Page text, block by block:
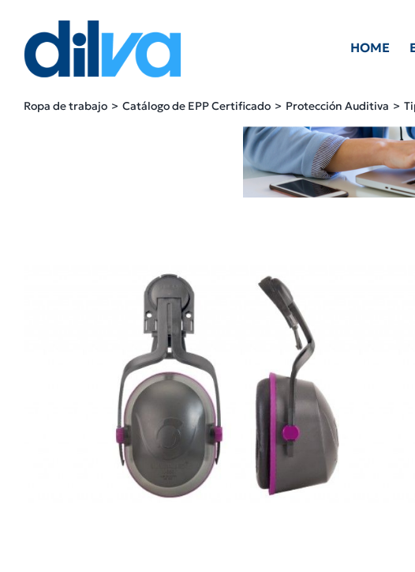
content
HOME
Ropa de trabajo Catálogo de EPP Certificado Protección Auditiva